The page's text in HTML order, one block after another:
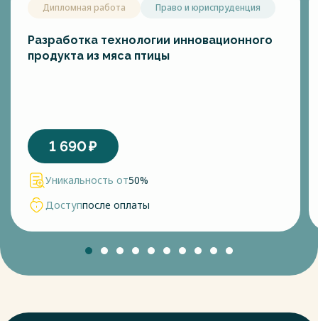
Дипломная работа Право и юриспруденция
Разработка технологии инновационного
продукта из мяса птицы
1 690₽
Уникальность от50%
Доступпосле оплаты